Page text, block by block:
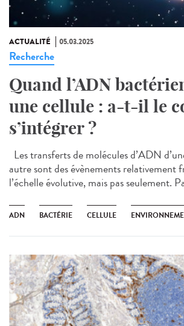
ACTUALITÉ 05.03.2025
Recherche
Quand l’ADN
une cellule : a-t-il le
s’intégrer ?
Les transferts de molécules d’ADN
autre sont des évènements relativement
l’échelle évolutive, mais pas seulement.
ADN BACTÉRIE CELLULE